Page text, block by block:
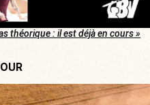
théorique : il est déjà en cours »